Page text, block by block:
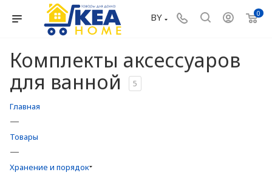
0
BY
Комплекты аксессуаров
для ванной
5
Главная
—
Товары
—
Хранение и порядок